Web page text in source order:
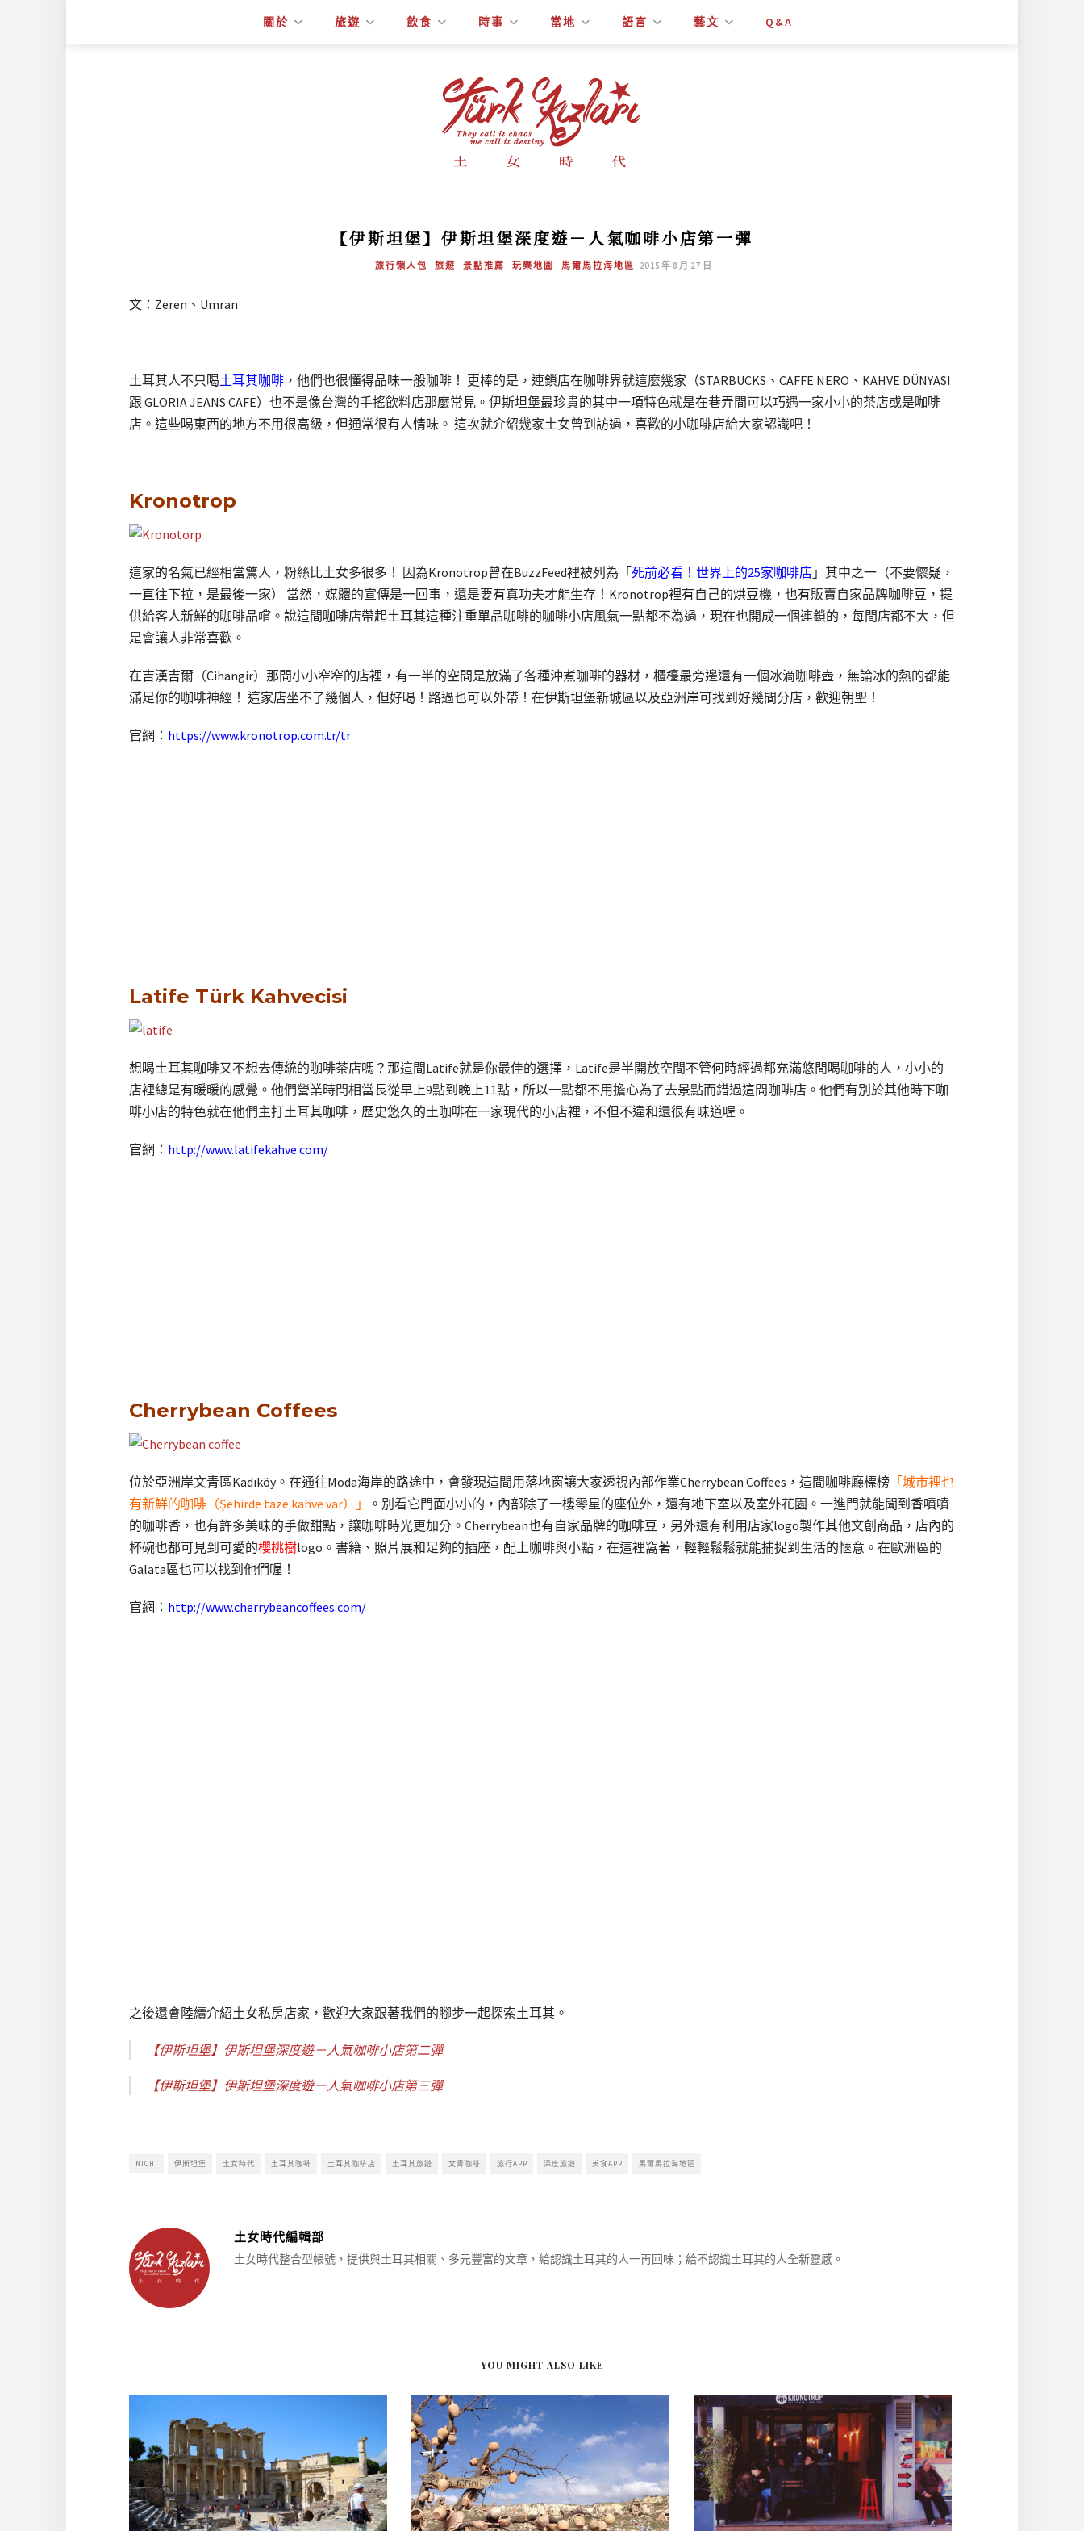
關於 旅遊 飲食 時事 當地 語言 藝文 Q&A
【伊斯坦堡】伊斯坦堡深度遊－人氣咖啡小店第一彈
旅行懶人包 旅遊 景點推薦 玩樂地圖 馬爾馬拉海地區 2015 年 8 月 27 日
文：Zeren、Ümran
土耳其人不只喝土耳其咖啡 ，他們也很懂得品味一般咖啡！ 更棒的是，連鎖店在咖啡界就這麼幾家（STARBUCKS、CAFFE NERO、KAHVE DÜNYASI
跟 GLORIA JEANS CAFE）也不是像台灣的手搖飲料店那麼常見。伊斯坦堡最珍貴的其中一項特色就是在巷弄間可以巧遇一家小小的茶店或是咖啡
店。這些喝東西的地方不用很高級，但通常很有人情味。 這次就介紹幾家土女曾到訪過，喜歡的小咖啡店給大家認識吧！
Kronotrop
這家的名氣已經相當驚人，粉絲比土女多很多！ 因為Kronotrop曾在BuzzFeed裡被列為「死前必看！世界上的25家咖啡店 」其中之一（不要懷疑，
一直往下拉，是最後一家） 當然，媒體的宣傳是一回事，還是要有真功夫才能生存！Kronotrop裡有自己的烘豆機，也有販賣自家品牌咖啡豆，提
供給客人新鮮的咖啡品嚐。說這間咖啡店帶起土耳其這種注重單品咖啡的咖啡小店風氣一點都不為過，現在也開成一個連鎖的，每間店都不大，但
是會讓人非常喜歡。
在吉漢吉爾（Cihangir）那間小小窄窄的店裡，有一半的空間是放滿了各種沖煮咖啡的器材，櫃檯最旁邊還有一個冰滴咖啡壺，無論冰的熱的都能
滿足你的咖啡神經！ 這家店坐不了幾個人，但好喝！路過也可以外帶！在伊斯坦堡新城區以及亞洲岸可找到好幾間分店，歡迎朝聖！
官網： https://www.kronotrop.com.tr/tr
Latife Türk Kahvecisi
想喝土耳其咖啡又不想去傳統的咖啡茶店嗎？那這間Latife就是你最佳的選擇，Latife是半開放空間不管何時經過都充滿悠閒喝咖啡的人，小小的
店裡總是有暖暖的感覺。他們營業時間相當長從早上9點到晚上11點，所以一點都不用擔心為了去景點而錯過這間咖啡店。他們有別於其他時下咖
啡小店的特色就在他們主打土耳其咖啡，歷史悠久的土咖啡在一家現代的小店裡，不但不違和還很有味道喔。
官網： http://www.latifekahve.com/
Cherrybean Coffees
位於亞洲岸文青區Kadıköy。在通往Moda海岸的路途中，會發現這間用落地窗讓大家透視內部作業Cherrybean Coffees，這間咖啡廳標榜 「城市裡也
有新鮮的咖啡（Şehirde taze kahve var）」
。別看它門面小小的，內部除了一樓零星的座位外，還有地下室以及室外花園。一進門就能聞到香噴噴
的咖啡香，也有許多美味的手做甜點，讓咖啡時光更加分。Cherrybean也有自家品牌的咖啡豆，另外還有利用店家logo製作其他文創商品，店內的
杯碗也都可見到可愛的櫻桃樹logo。書籍、照片展和足夠的插座，配上咖啡與小點，在這裡窩著，輕輕鬆鬆就能捕捉到生活的愜意。在歐洲區的
Galata區也可以找到他們喔！
官網： http://www.cherrybeancoffees.com/
之後還會陸續介紹土女私房店家，歡迎大家跟著我們的腳步一起探索土耳其。
【伊斯坦堡】伊斯坦堡深度遊－人氣咖啡小店第二彈
【伊斯坦堡】伊斯坦堡深度遊－人氣咖啡小店第三彈
NICHI 伊斯坦堡 土女時代 土耳其咖啡 土耳其咖啡店 土耳其旅遊 文青咖啡 旅行APP 深度旅遊 美食APP 馬爾馬拉海地區
土女時代編輯部
土女時代整合型帳號，提供與土耳其相關、多元豐富的文章，給認識土耳其的人一再回味；給不認識土耳其的人全新靈感。
YOU MIGHT ALSO LIKE